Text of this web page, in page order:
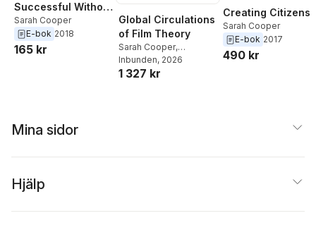
Successful Without
Hurting Men’s
Feelings
Sarah Cooper
E-bok 2018
165 kr
Global Circulations
of Film Theory
Sarah Cooper,
Aboubakar Sanogo
Inbunden, 2026
1 327 kr
Creating Citizens
Sarah Cooper
E-bok 2017
490 kr
Mina sidor
Hjälp